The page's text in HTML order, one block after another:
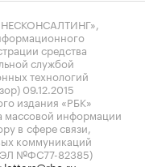
средства
службой
технологий
09.12.2015
издания «РБК»
массовой информации
в сфере связи,
коммуникаций
ЭЛ №ФС77-82385)